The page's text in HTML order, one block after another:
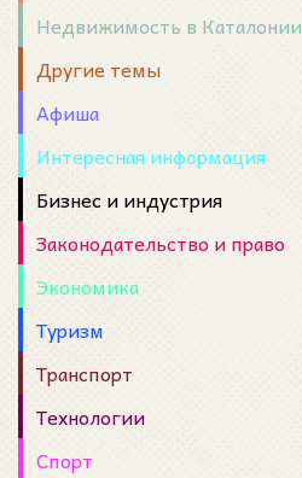
Недвижимость в Каталонии
Другие темы
Афиша
Интересная информация
Бизнес и индустрия
Законодательство и право
Экономика
Туризм
Транспорт
Технологии
Спорт